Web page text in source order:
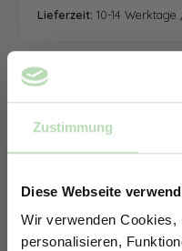
Zustimmung
Diese Webseite
Wir verwenden Cookies,
personalisieren,
Lieferzeit: 10-14